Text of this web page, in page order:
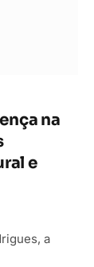
na
e
a